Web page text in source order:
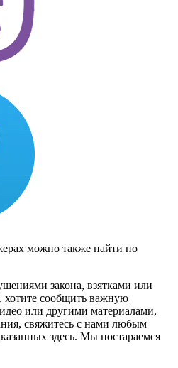
можно также найти по
закона, взятками или
хотите сообщить важную
или другими материалами,
свяжитесь с нами любым
здесь. Мы постараемся